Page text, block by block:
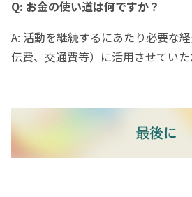
Q: お金の使い道は何ですか？
A: 活動を継続するにあたり必要な
伝費、交通費等）に活用させていた